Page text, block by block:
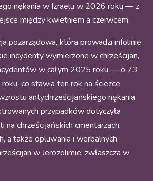
nękania w Izraelu w 2026 roku — z
między kwietniem a czerwcem.
pozarządowa, która prowadzi infolinię
incydenty wymierzone w chrześcijan,
w całym 2025 roku — o 73
co stawia ten rok na ścieżce
antychrześcijańskiego nękania.
przypadków dotyczyła
na chrześcijańskich cmentarzach,
a także opluwania i werbalnych
w Jerozolimie, zwłaszcza w